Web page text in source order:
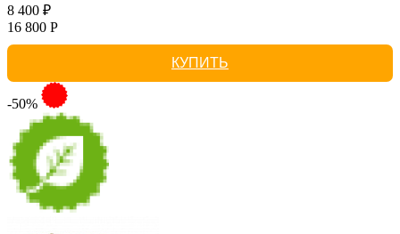
8 400 ₽
16 800 Р
КУПИТЬ
-50%